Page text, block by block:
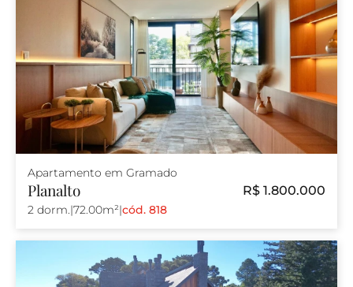
Apartamento em Gramado
Planalto R$ 1.800.000
2 dorm.|72.00m²|cód. 818